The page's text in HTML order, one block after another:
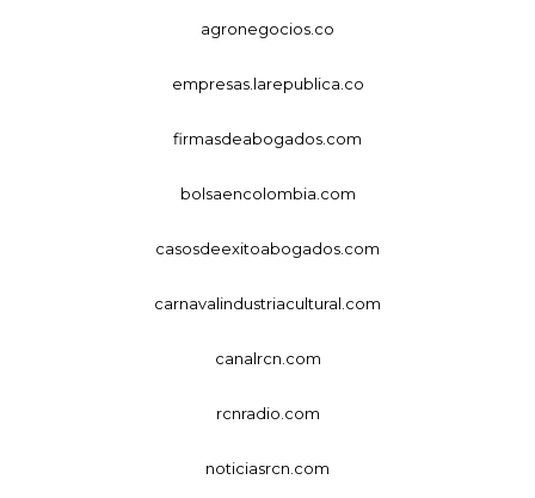
agronegocios.co
empresas.larepublica.co
firmasdeabogados.com
bolsaencolombia.com
casosdeexitoabogados.com
carnavalindustriacultural.com
canalrcn.com
rcnradio.com
noticiasrcn.com